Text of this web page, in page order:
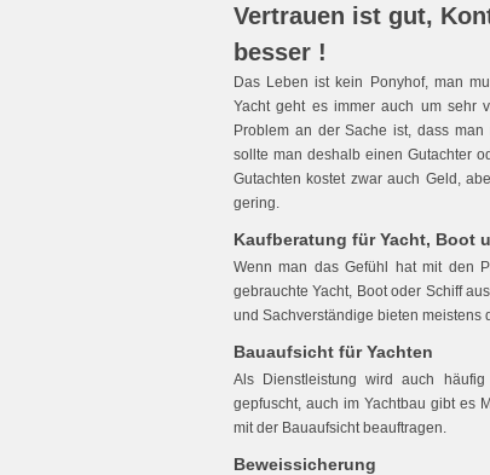
Vertrauen ist gut,
besser !
Das Leben ist kein Ponyhof, man
Yacht geht es immer auch um sehr
Problem an der Sache ist, dass
sollte man deshalb einen Gutachter
Gutachten kostet zwar auch Geld,
gering.
Kaufberatung für Yacht, Boot
Wenn man das Gefühl hat mit den
gebrauchte Yacht, Boot oder Schiff
und Sachverständige bieten meistens
Bauaufsicht für Yachten
Als Dienstleistung wird auch
gepfuscht, auch im Yachtbau gibt es
mit der Bauaufsicht beauftragen.
Beweissicherung